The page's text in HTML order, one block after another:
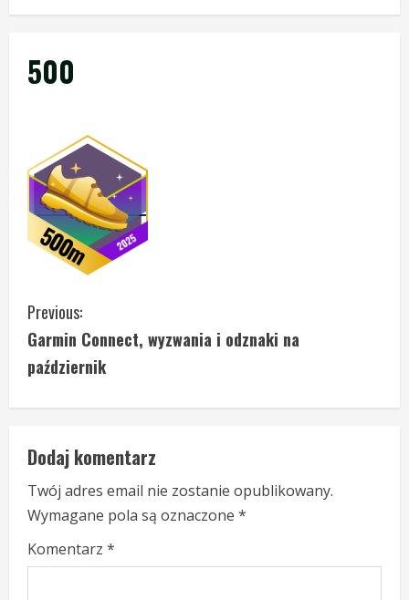
500
C
o
i
n
u
Previous:
Garmin Connect, wyzwania i odznaki na
październik
Dodaj komentarz
Twój adres email nie zostanie opublikowany.
Wymagane pola są oznaczone *
Komentarz *